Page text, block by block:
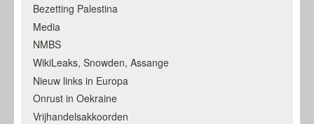
Bezetting Palestina
Media
NMBS
WikiLeaks, Snowden, Assange
Nieuw links in Europa
Onrust in Oekraine
Vrijhandelsakkoorden